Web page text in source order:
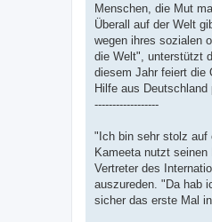
Menschen, die Mut
Überall auf der Welt
wegen ihres sozialen
die Welt", unterstützt
diesem Jahr feiert die
Hilfe aus Deutschland
------------------
"Ich bin sehr stolz auf
Kameeta nutzt
Vertreter des
auszureden. "Da hab
sicher das erste Mal